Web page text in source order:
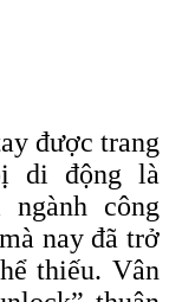
được trang
di động là
công
nay đã trở
thiếu. Vân